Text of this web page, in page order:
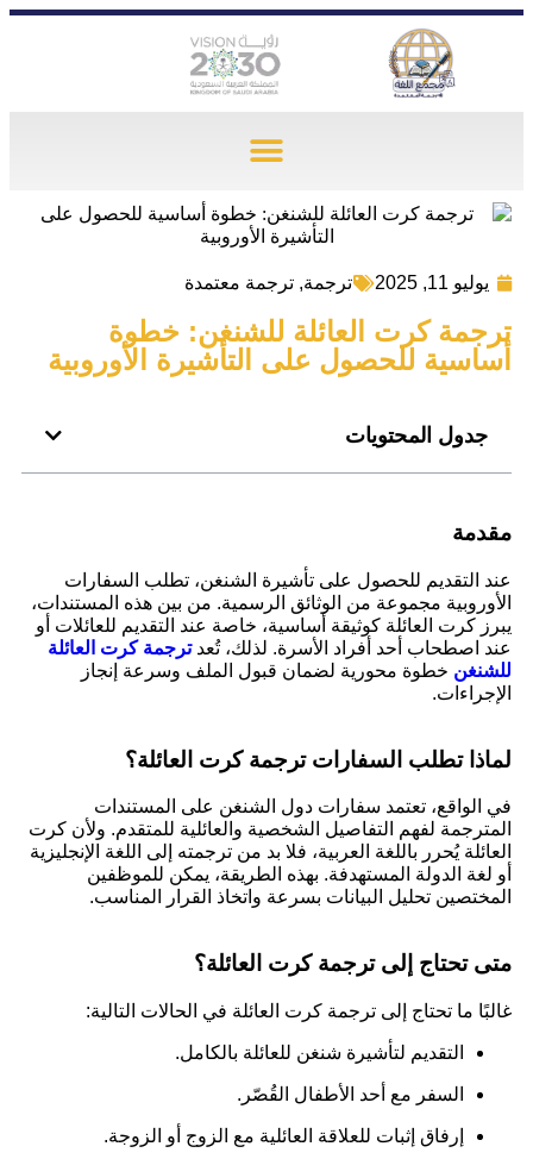
يوليو 11, 2025 ترجمة, ترجمة معتمدة
ترجمة كرت العائلة للشنغن: خطوة
أساسية للحصول على التأشيرة الأوروبية
جدول المحتويات
مقدمة
عند التقديم للحصول على تأشيرة الشنغن، تطلب السفارات
الأوروبية مجموعة من الوثائق الرسمية. من بين هذه المستندات،
يبرز كرت العائلة كوثيقة أساسية، خاصة عند التقديم للعائلات أو
عند اصطحاب أحد أفراد الأسرة. لذلك، تُعدترجمة كرت العائلة
للشنغن خطوة محورية لضمان قبول الملف وسرعة إنجاز
الإجراءات.
لماذا تطلب السفارات ترجمة كرت العائلة؟
في الواقع، تعتمد سفارات دول الشنغن على المستندات
المترجمة لفهم التفاصيل الشخصية والعائلية للمتقدم. ولأن كرت
العائلة يُحرر باللغة العربية، فلا بد من ترجمته إلى اللغة الإنجليزية
أو لغة الدولة المستهدفة. بهذه الطريقة، يمكن للموظفين
المختصين تحليل البيانات بسرعة واتخاذ القرار المناسب.
متى تحتاج إلى ترجمة كرت العائلة؟
غالبًا ما تحتاج إلى ترجمة كرت العائلة في الحالات التالية:
التقديم لتأشيرة شنغن للعائلة بالكامل.
السفر مع أحد الأطفال القُصّر.
إرفاق إثبات للعلاقة العائلية مع الزوج أو الزوجة.